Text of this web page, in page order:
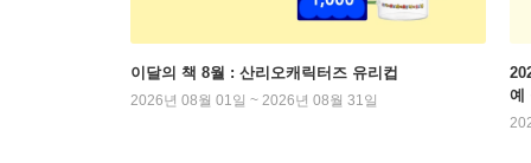
이달의 책 8월 : 산리오캐릭터즈 유리컵
2026년 08월 01일 ~ 2026년 08월 31일
예